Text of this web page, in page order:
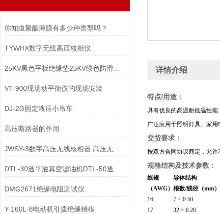
你知道聚酯薄膜有多少种类型吗？
TYWHX数字无线高压核相仪
25KV黑色平板绝缘垫25KV绿色防滑绝缘垫
VT-900现场动平衡仪的现场安装
DJ-2G固定液压小吊车
高压断路器的作用
JWSY-3数字高压无线核相器 高压无线核相仪上海徐吉制造
DMG2671绝缘电阻测试仪
Y-160L-8电动机引拨绝缘槽楔
详情介绍
特点/用途：
具有优良的高温耐低温性
广泛应用于照明灯具、家
交货要求：
按双方合同协议商定，允
规格结构及技术参数：
线规
（AWG）
导体结构
根数/线径（mm）
16
7 × 0.50
17
32 × 0.20